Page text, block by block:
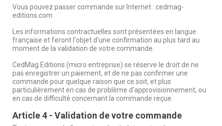
Vous pouvez passer commande sur Internet : cedmag-
editions.com
Les informations contractuelles sont présentées en langue
française et feront l'objet d'une confirmation au plus tard au
moment de la validation de votre commande.
CedMag Editions (micro entreprise) se réserve le droit de ne
pas enregistrer un paiement, et de ne pas confirmer une
commande pour quelque raison que ce soit, et plus
particulièrement en cas de problème d'approvisionnement, ou
en cas de difficulté concernant la commande reçue.
Article 4 - Validation de votre commande